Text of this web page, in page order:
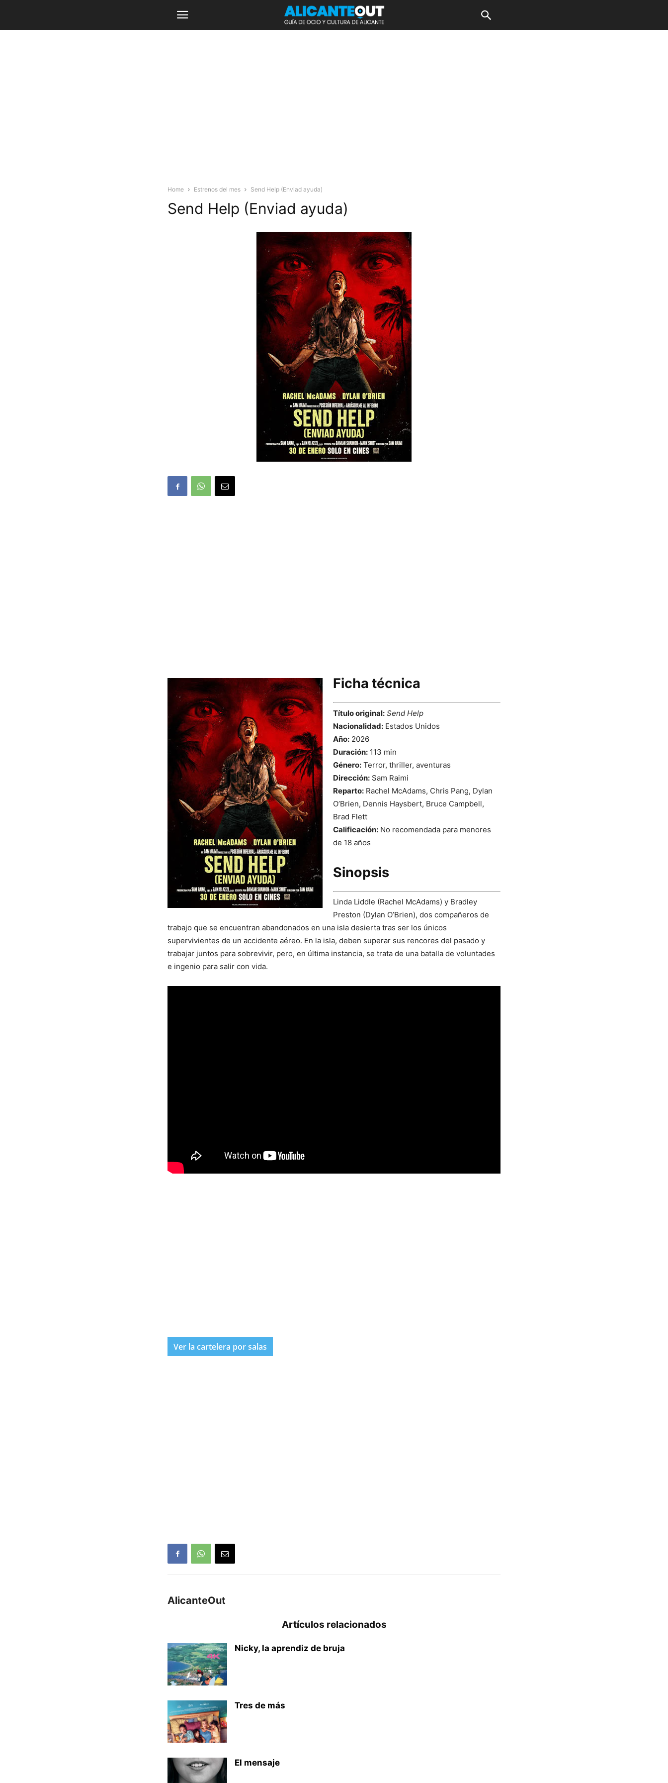
Home Estrenos del mes Send Help (Enviad ayuda)
Send Help (Enviad ayuda)
Ficha técnica
Título original: Send Help
Nacionalidad: Estados Unidos
Año: 2026
Duración: 113 min
Género: Terror, thriller, aventuras
Dirección: Sam Raimi
Reparto: Rachel McAdams, Chris Pang, Dylan
O’Brien, Dennis Haysbert, Bruce Campbell,
Brad Flett
Calificación: No recomendada para menores
de 18 años
Sinopsis
Linda Liddle (Rachel McAdams) y Bradley
Preston (Dylan O’Brien), dos compañeros de
trabajo que se encuentran abandonados en una isla desierta tras ser los únicos
supervivientes de un accidente aéreo. En la isla, deben superar sus rencores del pasado y
trabajar juntos para sobrevivir, pero, en última instancia, se trata de una batalla de voluntades
e ingenio para salir con vida.
Ver la cartelera por salas
AlicanteOut
Artículos relacionados
Nicky, la aprendiz de bruja
Tres de más
El mensaje